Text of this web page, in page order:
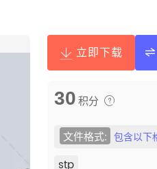
立即下载
30 积分
文件格式: 包含以下
stp